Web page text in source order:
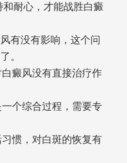
耐心，才能战胜白癜
有没有影响，这个问
。
癜风没有直接治疗作
个综合过程，需要专
惯，对白斑的恢复有